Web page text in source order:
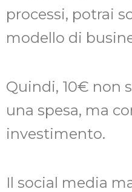
processi, potrai
modello di
Quindi, 10€ non
una spesa, ma
investimento.
Il social media